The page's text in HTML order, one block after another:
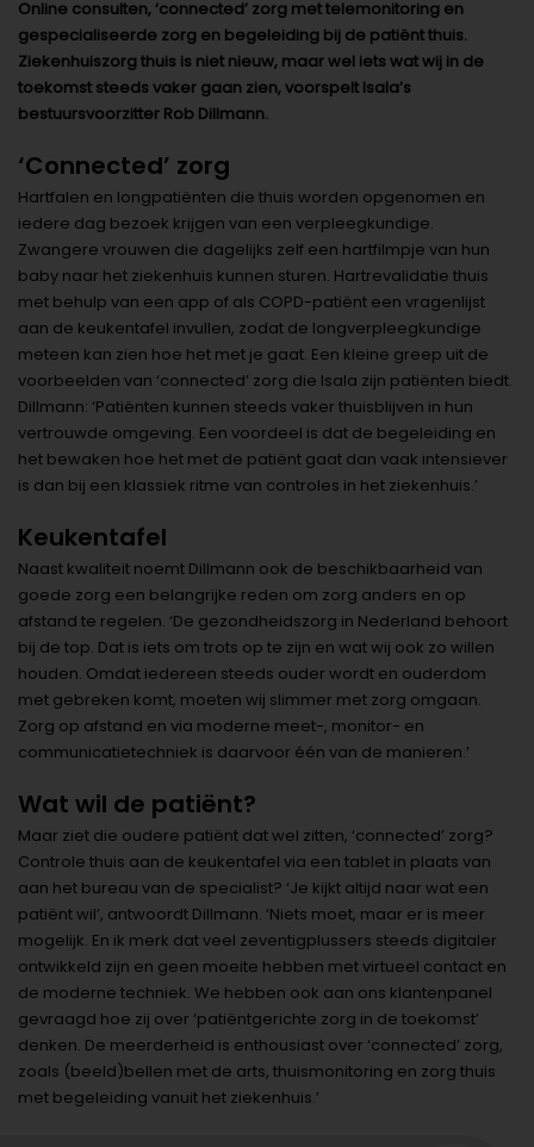
Online consulten, ‘connected’ zorg met telemonitoring en
gespecialiseerde zorg en begeleiding bij de patiënt thuis.
Ziekenhuiszorg thuis is niet nieuw, maar wel iets wat wij in de
toekomst steeds vaker gaan zien, voorspelt Isala’s
bestuursvoorzitter Rob Dillmann.
‘Connected’ zorg
Hartfalen en longpatiënten die thuis worden opgenomen en
iedere dag bezoek krijgen van een verpleegkundige.
Zwangere vrouwen die dagelijks zelf een hartfilmpje van hun
baby naar het ziekenhuis kunnen sturen. Hartrevalidatie thuis
met behulp van een app of als COPD-patiënt een vragenlijst
aan de keukentafel invullen, zodat de longverpleegkundige
meteen kan zien hoe het met je gaat. Een kleine greep uit de
voorbeelden van ‘connected’ zorg die Isala zijn patiënten biedt.
Dillmann: ‘Patiënten kunnen steeds vaker thuisblijven in hun
vertrouwde omgeving. Een voordeel is dat de begeleiding en
het bewaken hoe het met de patiënt gaat dan vaak intensiever
is dan bij een klassiek ritme van controles in het ziekenhuis.’
Keukentafel
Naast kwaliteit noemt Dillmann ook de beschikbaarheid van
goede zorg een belangrijke reden om zorg anders en op
afstand te regelen. ‘De gezondheidszorg in Nederland behoort
bij de top. Dat is iets om trots op te zijn en wat wij ook zo willen
houden. Omdat iedereen steeds ouder wordt en ouderdom
met gebreken komt, moeten wij slimmer met zorg omgaan.
Zorg op afstand en via moderne meet-, monitor- en
communicatietechniek is daarvoor één van de manieren.’
Wat wil de patiënt?
Maar ziet die oudere patiënt dat wel zitten, ‘connected’ zorg?
Controle thuis aan de keukentafel via een tablet in plaats van
aan het bureau van de specialist? ‘Je kijkt altijd naar wat een
patiënt wil’, antwoordt Dillmann. ‘Niets moet, maar er is meer
mogelijk. En ik merk dat veel zeventigplussers steeds digitaler
ontwikkeld zijn en geen moeite hebben met virtueel contact en
de moderne techniek. We hebben ook aan ons klantenpanel
gevraagd hoe zij over ‘patiëntgerichte zorg in de toekomst’
denken. De meerderheid is enthousiast over ‘connected’ zorg,
zoals (beeld)bellen met de arts, thuismonitoring en zorg thuis
met begeleiding vanuit het ziekenhuis.’